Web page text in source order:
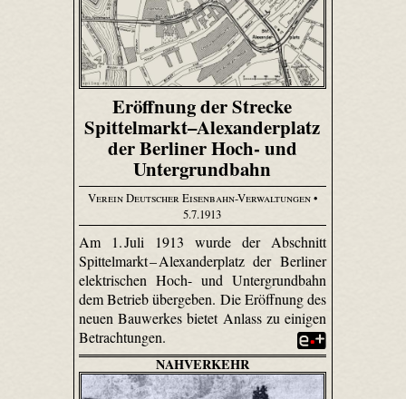
Eröffnung der Strecke
Spittelmarkt–Alexanderplatz
der Berliner Hoch- und
Untergrundbahn
Verein Deutscher Eisenbahn-Verwaltungen•
5.7.1913
Am 1. Juli 1913 wurde der Abschnitt
Spittel­markt – Alexander­platz der Berliner
elektrischen Hoch- und Untergrundbahn
dem Betrieb übergeben. Die Eröffnung des
neuen Bauwerkes bietet Anlass zu einigen
Betrachtungen.
NAHVERKEHR